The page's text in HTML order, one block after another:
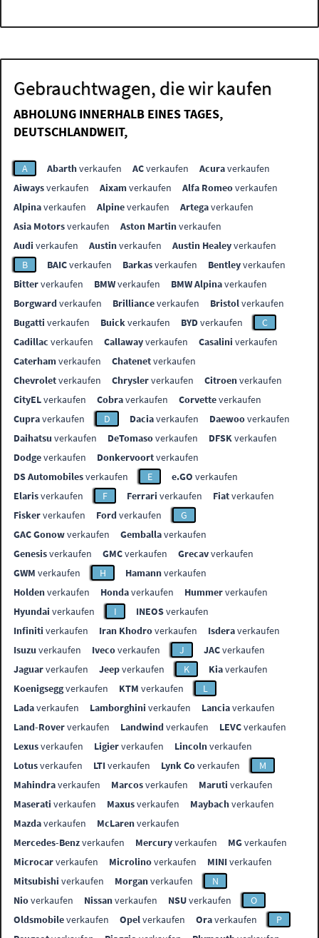
Gebrauchtwagen, die wir kaufen
ABHOLUNG INNERHALB EINES TAGES,
DEUTSCHLANDWEIT,
A Abarthverkaufen ACverkaufen Acuraverkaufen
Aiwaysverkaufen Aixamverkaufen Alfa Romeoverkaufen
Alpinaverkaufen Alpineverkaufen Artegaverkaufen
Asia Motorsverkaufen Aston Martinverkaufen
Audi verkaufen Austinverkaufen Austin Healeyverkaufen
B
BAICverkaufen Barkasverkaufen Bentleyverkaufen
Bitterverkaufen BMWverkaufen BMW Alpinaverkaufen
Borgwardverkaufen Brillianceverkaufen Bristolverkaufen
Bugatti verkaufen Buickverkaufen BYDverkaufen
C
Cadillac verkaufen Callawayverkaufen Casalini verkaufen
Caterhamverkaufen Chatenetverkaufen
Chevroletverkaufen Chryslerverkaufen Citroenverkaufen
CityELverkaufen Cobraverkaufen Corvetteverkaufen
Cupraverkaufen D Daciaverkaufen Daewooverkaufen
Daihatsu verkaufen DeTomasoverkaufen DFSKverkaufen
Dodgeverkaufen Donkervoortverkaufen
DS Automobilesverkaufen E e.GO verkaufen
Elarisverkaufen F Ferrari verkaufen Fiatverkaufen
Fiskerverkaufen Fordverkaufen
G
GAC Gonowverkaufen Gemballaverkaufen
Genesisverkaufen GMCverkaufen Grecavverkaufen
GWM verkaufen H Hamannverkaufen
Holdenverkaufen Hondaverkaufen Hummerverkaufen
Hyundai verkaufen I INEOSverkaufen
Infiniti verkaufen Iran Khodroverkaufen Isderaverkaufen
Isuzu verkaufen Ivecoverkaufen J JACverkaufen
Jaguarverkaufen Jeepverkaufen K Kiaverkaufen
Koenigseggverkaufen KTM verkaufen
L
Ladaverkaufen Lamborghini verkaufen Lanciaverkaufen
Land-Roververkaufen Landwindverkaufen LEVCverkaufen
Lexusverkaufen Ligierverkaufen Lincolnverkaufen
Lotusverkaufen LTIverkaufen Lynk Coverkaufen
M
Mahindraverkaufen Marcosverkaufen Maruti verkaufen
Maserati verkaufen Maxusverkaufen Maybachverkaufen
Mazdaverkaufen McLarenverkaufen
Mercedes-Benzverkaufen Mercuryverkaufen MGverkaufen
Microcarverkaufen Microlinoverkaufen MINIverkaufen
Mitsubishi verkaufen Morganverkaufen
N
Nioverkaufen Nissanverkaufen NSUverkaufen
O
Oldsmobileverkaufen Opelverkaufen Oraverkaufen
P